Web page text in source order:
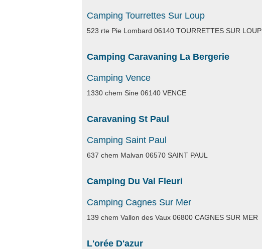
Camping Tourrettes Sur Loup
523 rte Pie Lombard 06140 TOURRETTES SUR LOUP
Camping Caravaning La Bergerie
Camping Vence
1330 chem Sine 06140 VENCE
Caravaning St Paul
Camping Saint Paul
637 chem Malvan 06570 SAINT PAUL
Camping Du Val Fleuri
Camping Cagnes Sur Mer
139 chem Vallon des Vaux 06800 CAGNES SUR MER
L'orée D'azur